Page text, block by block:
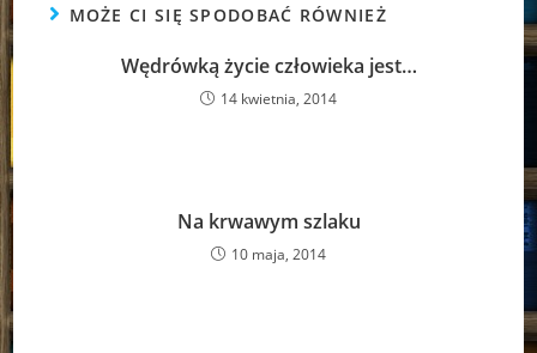
MOŻE CI SIĘ SPODOBAĆ RÓWNIEŻ
Wędrówką życie człowieka jest…
14 kwietnia, 2014
Na krwawym szlaku
10 maja, 2014